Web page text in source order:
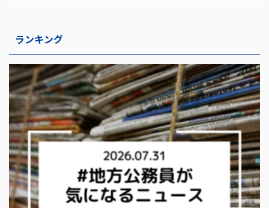
ランキング